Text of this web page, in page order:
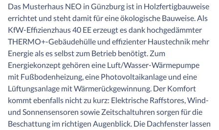
Das Musterhaus NEO in Günzburg ist in Holzfertigbauweise
errichtet und steht damit für eine ökologische Bauweise. Als
KfW-Effizienzhaus 40 EE erzeugt es dank hochgedämmter
THERMO+-Gebäudehülle und effizienter Haustechnik mehr
Energie als es selbst zum Betrieb benötigt. Zum
Energiekonzept gehören eine Luft/Wasser-Wärmepumpe
mit Fußbodenheizung, eine Photovoltaikanlage und eine
Lüftungsanlage mit Wärmerückgewinnung. Der Komfort
kommt ebenfalls nicht zu kurz: Elektrische Raffstores, Wind-
und Sonnensensoren sowie Zeitschaltuhren sorgen für die
Beschattung im richtigen Augenblick. Die Dachfenster lassen